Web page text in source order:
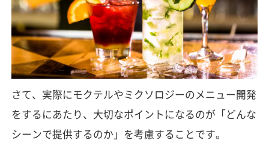
さて、実際にモクテルやミクソロジーのメニュー開発
をするにあたり、大切なポイントになるのが「どんな
シーンで提供するのか」を考慮することです。